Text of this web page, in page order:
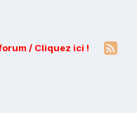
/ Cliquez ici !